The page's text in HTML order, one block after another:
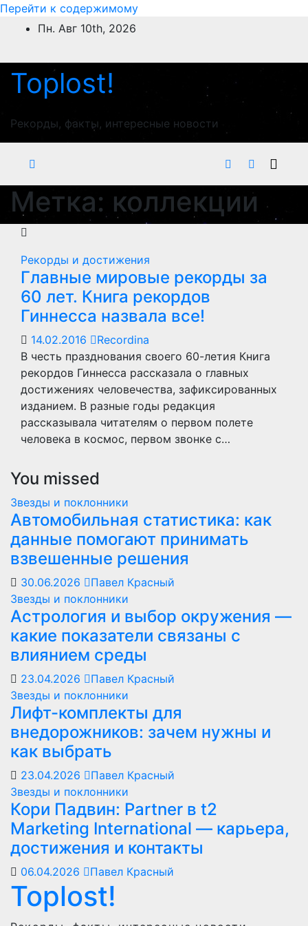
Перейти к содержимому
Пн. Авг 10th, 2026
Toplost!
Рекорды, факты, интересные новости
Метка: коллекции
Рекорды и достижения
Главные мировые рекорды за
60 лет. Книга рекордов
Гиннесса назвала все!
14.02.2016
Recordina
В честь празднования своего 60-летия Книга
рекордов Гиннесса рассказала о главных
достижениях человечества, зафиксированных
изданием. В разные годы редакция
рассказывала читателям о первом полете
человека в космос, первом звонке с…
You missed
Звезды и поклонники
Автомобильная статистика: как
данные помогают принимать
взвешенные решения
30.06.2026
Павел Красный
Звезды и поклонники
Астрология и выбор окружения —
какие показатели связаны с
влиянием среды
23.04.2026
Павел Красный
Звезды и поклонники
Лифт-комплекты для
внедорожников: зачем нужны и
как выбрать
23.04.2026
Павел Красный
Звезды и поклонники
Кори Падвин: Partner в t2
Marketing International — карьера,
достижения и контакты
06.04.2026 Павел Красный
Toplost!